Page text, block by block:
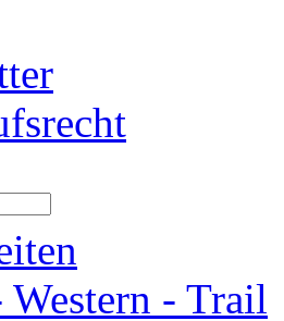
- Trail